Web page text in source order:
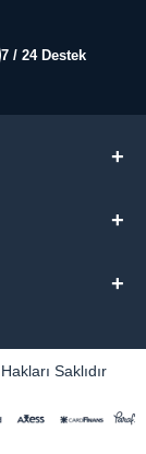
7 / 24 Destek
Saklıdır